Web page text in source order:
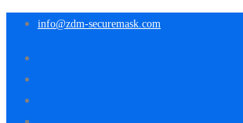
info@zdm-securemask.com